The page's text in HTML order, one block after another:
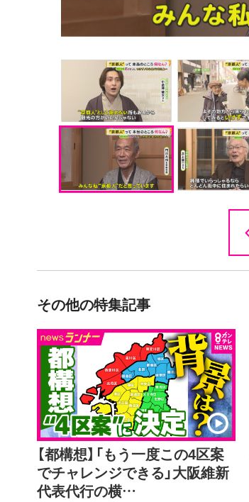
その他の特集記事
【都構想】「もう一度この4区案
でチャレンジできる」大阪維新
代表代行の横…